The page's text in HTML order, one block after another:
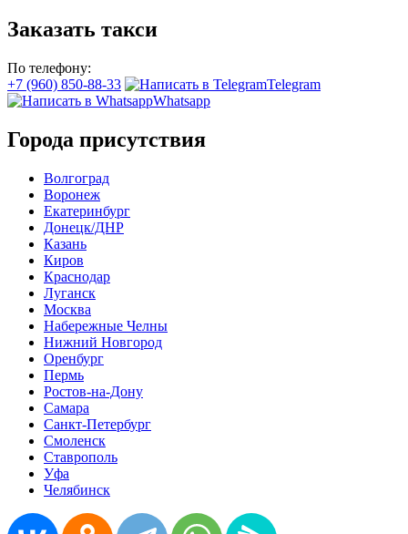
Заказать такси
По телефону:
+7 (960) 850-88-33
Telegram
Whatsapp
Города присутствия
Волгоград
Воронеж
Екатеринбург
Донецк/ДНР
Казань
Киров
Краснодар
Луганск
Москва
Набережные Челны
Нижний Новгород
Оренбург
Пермь
Ростов-на-Дону
Самара
Санкт-Петербург
Смоленск
Ставрополь
Уфа
Челябинск